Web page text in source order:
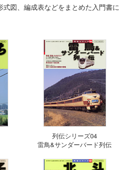
図、編成表などをまとめた入門書に
列伝シリーズ04
雷鳥&サンダーバード列伝